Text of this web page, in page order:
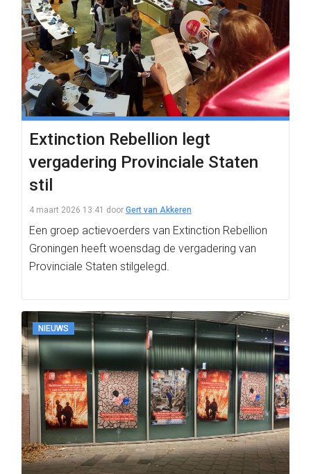
Extinction Rebellion legt
vergadering Provinciale Staten
stil
4 maart 2026 13:41 door Gert van Akkeren
Een groep actievoerders van Extinction Rebellion
Groningen heeft woensdag de vergadering van
Provinciale Staten stilgelegd.
NIEUWS